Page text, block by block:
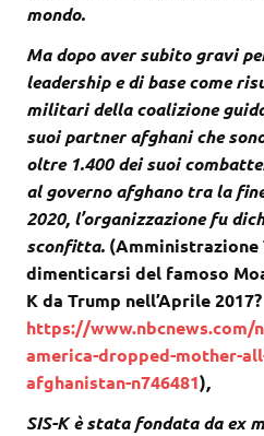
mondo.
Ma dopo aver subito gravi
leadership e di base come
militari della coalizione
suoi partner afghani che
oltre 1.400 dei suoi
al governo afghano tra la
2020, l’organizzazione fu
sconfitta. (Amministrazione
dimenticarsi del famoso
K da Trump nell’Aprile 2017?
https://
america-dropped-mother-
afghanistan-n746481),
SIS-K è stata fondata da ex